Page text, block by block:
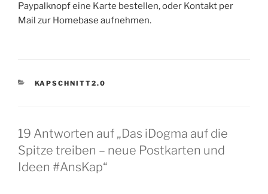
Paypalknopf eine Karte bestellen, oder Kontakt per
Mail zur Homebase aufnehmen.
KATEGORIEN
KAPSCHNITT2.0
19 Antworten auf „Das iDogma auf die
Spitze treiben – neue Postkarten und
Ideen #AnsKap“